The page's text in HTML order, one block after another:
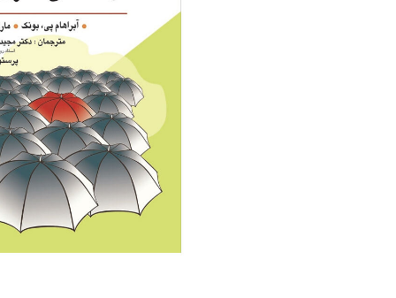
منابع آزمون استخدامی آموزگار ابتدایی
کتب